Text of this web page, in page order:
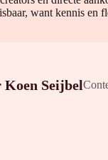
want kennis en
Koen Seijbel